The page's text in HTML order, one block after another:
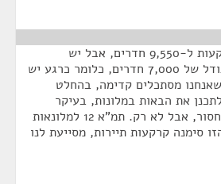
בירושלים כרגע אין קרקעות ל-9,550 חדרים, אבל יש
קרקעות זמינות לסדר גודל של 7,000 חדרים, כלומר כרגע יש
מסתכלים קדימה, בהחלט
את הבאות במלונות, בעיקר
באזור ירושלים, שיש מחסור, אבל לא רק. תמ"א 12 למלונאות
סימנה קרקעות תיירות, מסייעת לנו